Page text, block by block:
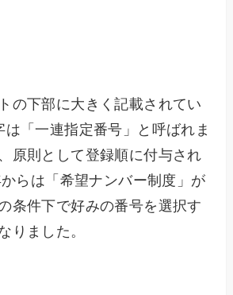
の下部に大きく記載されてい
は「一連指定番号」と呼ばれま
原則として登録順に付与され
らは「希望ナンバー制度」が
条件下で好みの番号を選択す
りました。